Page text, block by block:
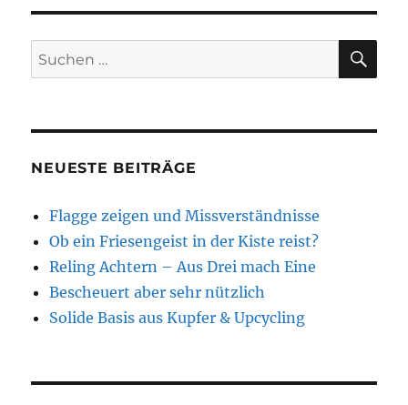
Suchen
nach:
NEUESTE BEITRÄGE
Flagge zeigen und Missverständnisse
Ob ein Friesengeist in der Kiste reist?
Reling Achtern – Aus Drei mach Eine
Bescheuert aber sehr nützlich
Solide Basis aus Kupfer & Upcycling